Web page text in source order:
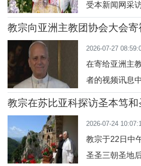
脑。热心助人
满满的爱。”教
员、再谈
受本新闻网采
会全体大会的
的紧急牧灵对
共同的首要之
会这几天的会
对亚洲教会现
基督唯一的奥
教宗向亚洲主教团协会大会
是我们共融之源
2026-07-27
在寄给亚洲主
者的视频讯息
在地方教会推
桥梁。在亚洲
亚雅加达（
际，教宗良十
教宗在苏比亚科探访圣本笃
隐修院
2026-07-24
教宗于22日中
圣圣三朝圣地